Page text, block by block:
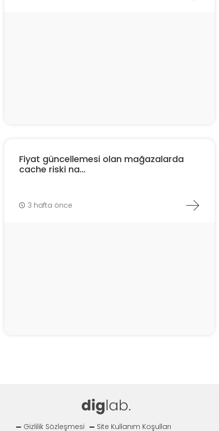
Fiyat güncellemesi olan mağazalarda
cache riski na...
3 hafta önce
Gizlilik Sözleşmesi Site Kullanım Koşulları